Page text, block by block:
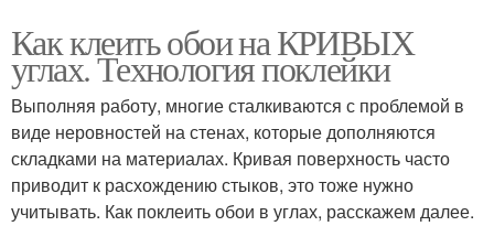
Как клеить обои на КРИВЫХ
углах. Технология поклейки
Выполняя работу, многие сталкиваются с проблемой в
виде неровностей на стенах, которые дополняются
складками на материалах. Кривая поверхность часто
приводит к расхождению стыков, это тоже нужно
учитывать. Как поклеить обои в углах, расскажем далее.